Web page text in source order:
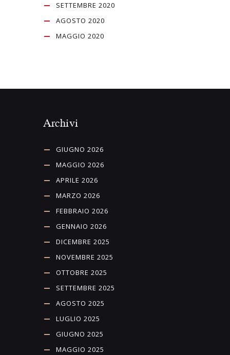
SETTEMBRE 2020
AGOSTO 2020
MAGGIO 2020
Archivi
GIUGNO 2026
MAGGIO 2026
APRILE 2026
MARZO 2026
FEBBRAIO 2026
GENNAIO 2026
DICEMBRE 2025
NOVEMBRE 2025
OTTOBRE 2025
SETTEMBRE 2025
AGOSTO 2025
LUGLIO 2025
GIUGNO 2025
MAGGIO 2025